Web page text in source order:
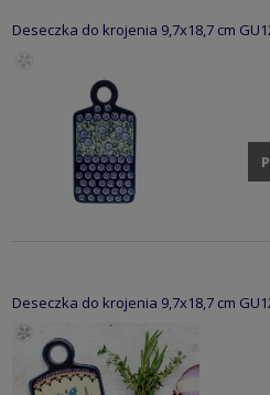
Deseczka do krojenia 9,7x18,7 cm
Deseczka do krojenia 9,7x18,7 cm